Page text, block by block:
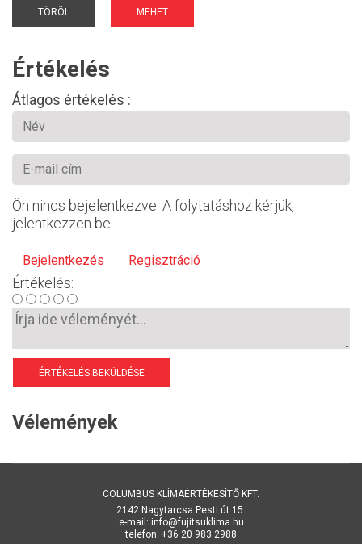
TÖRÖL MEHET
Értékelés
Átlagos értékelés :
Ön nincs bejelentkezve. A folytatáshoz kérjük,
jelentkezzen be.
Bejelentkezés Regisztráció
Értékelés:
ÉRTÉKELÉS BEKÜLDÉSE
Vélemények
COLUMBUS KLÍMAÉRTÉKESÍTŐ KFT.
2142 Nagytarcsa Pesti út 15.
e-mail: info@fujitsuklima.hu
telefon: +36 20 983 2988